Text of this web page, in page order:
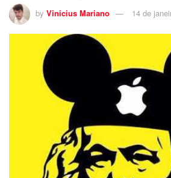
by Vinicius Mariano 14 de